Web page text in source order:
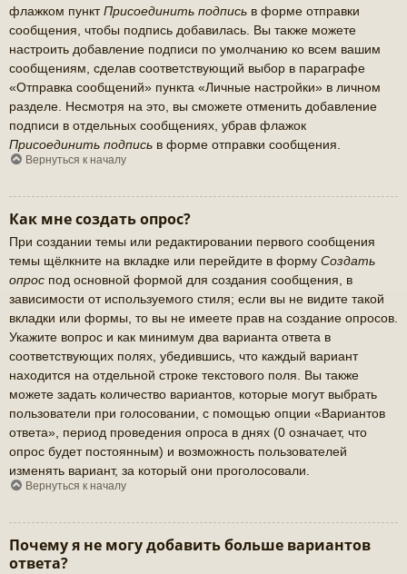
флажком пунктПрисоединить подпись в форме отправки
сообщения, чтобы подпись добавилась. Вы также можете
настроить добавление подписи по умолчанию ко всем вашим
сообщениям, сделав соответствующий выбор в параграфе
«Отправка сообщений» пункта «Личные настройки» в личном
разделе. Несмотря на это, вы сможете отменить добавление
подписи в отдельных сообщениях, убрав флажок
Присоединить подпись в форме отправки сообщения.
Вернуться к началу
Как мне создать опрос?
При создании темы или редактировании первого сообщения
темы щёлкните на вкладке или перейдите в форму Создать
опрос под основной формой для создания сообщения, в
зависимости от используемого стиля; если вы не видите такой
вкладки или формы, то вы не имеете прав на создание опросов.
Укажите вопрос и как минимум два варианта ответа в
соответствующих полях, убедившись, что каждый вариант
находится на отдельной строке текстового поля. Вы также
можете задать количество вариантов, которые могут выбрать
пользователи при голосовании, с помощью опции «Вариантов
ответа», период проведения опроса в днях (0 означает, что
опрос будет постоянным) и возможность пользователей
изменять вариант, за который они проголосовали.
Вернуться к началу
Почему я не могу добавить больше вариантов
ответа?